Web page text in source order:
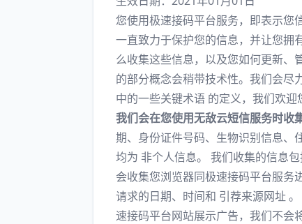
您使用极速接码平台服务，即表示您
一直致力于保护您的信息，并让您拥
么收集这些信息，以及您如何更新、
的部分概念会稍带技术性。我们会尽
中的一些关键术语 的定义，我们欢迎
我们会在您使用无敌云短信服务时收
期、身份证件号码、生物识别信息、
均为 非个人信息。 我们收集的信息
会收集您浏览器同极速接码平台服务
请求的日期、时间和 引荐来源网址
速接码平台网站展示广告，我们不会